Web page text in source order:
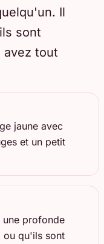
Il
sont
avez tout
jaune avec
et un petit
une profonde
ou qu'ils sont